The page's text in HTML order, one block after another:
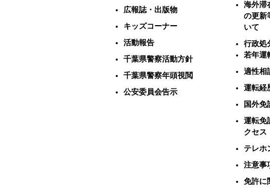
広報誌・出版物
キッズコーナー
活動報告
千葉県警察活動方針
千葉県警察年頭視閲
公安委員会告示
海外滞
の更新
いて
行政処
若年運
適性相
運転経
国外免
運転免
クセス
テレホ
注意事
免許に